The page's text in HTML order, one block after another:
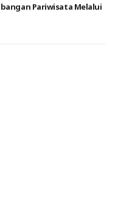
Pariwisata Melalui